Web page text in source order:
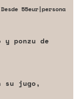
Desde 55eur|persona
y ponzu de
su jugo,